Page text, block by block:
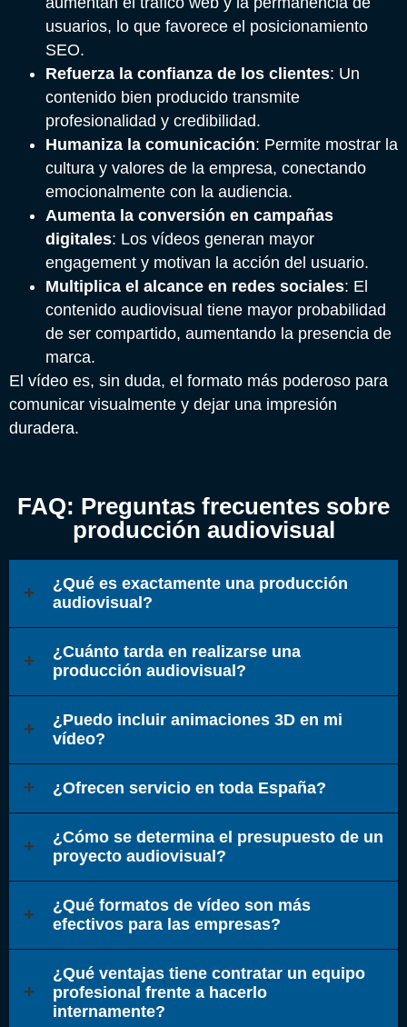
usuarios, lo que favorece el posicionamiento
SEO.
Refuerza la confianza de los clientes: Un
contenido bien producido transmite
profesionalidad y credibilidad.
Humaniza la comunicación: Permite mostrar la
cultura y valores de la empresa, conectando
emocionalmente con la audiencia.
Aumenta la conversión en campañas
digitales: Los vídeos generan mayor
engagement y motivan la acción del usuario.
Multiplica el alcance en redes sociales: El
contenido audiovisual tiene mayor probabilidad
de ser compartido, aumentando la presencia de
marca.
El vídeo es, sin duda, el formato más poderoso para
comunicar visualmente y dejar una impresión
duradera.
FAQ: Preguntas frecuentes sobre
producción audiovisual
¿Qué es exactamente una producción
audiovisual?
¿Cuánto tarda en realizarse una
producción audiovisual?
¿Puedo incluir animaciones 3D en mi
vídeo?
¿Ofrecen servicio en toda España?
¿Cómo se determina el presupuesto de un
proyecto audiovisual?
¿Qué formatos de vídeo son más
efectivos para las empresas?
¿Qué ventajas tiene contratar un equipo
profesional frente a hacerlo
internamente?